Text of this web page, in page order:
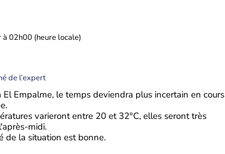
à 02h00 (heure locale)
de l’expert
El Empalme, le temps deviendra plus incertain en cours
varieront entre 20 et 32°C, elles seront très
midi.
de la situation est bonne.